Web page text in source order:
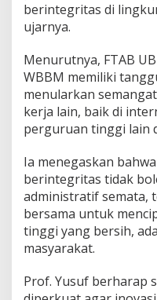
berintegritas di
ujarnya.
Menurutnya, FTAB
WBBM memiliki
menularkan
kerja lain, baik di
perguruan tinggi lain
Ia menegaskan
berintegritas tidak
administratif semata,
bersama untuk
tinggi yang bersih,
masyarakat.
Prof. Yusuf berharap